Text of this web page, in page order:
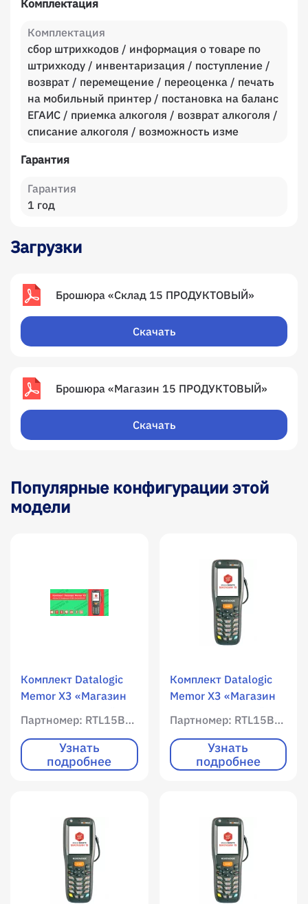
Комплектация
Комплектация
сбор штрихкодов / информация о товаре по
штрихкоду / инвентаризация / поступление /
возврат / перемещение / переоценка / печать
на мобильный принтер / постановка на баланс
ЕГАИС / приемка алкоголя / возврат алкоголя /
списание алкоголя / возможность изме
Гарантия
Гарантия
1 год
Загрузки
Брошюра «Склад 15 ПРОДУКТОВЫЙ»
Скачать
Брошюра «Магазин 15 ПРОДУКТОВЫЙ»
Скачать
Популярные конфигурации этой
модели
Комплект Datalogic
Memor X3 «Магазин
ЕГАИС» (без
CheckMark2) / WLAN /
256 RAM / 512 ROM /
клавиш / Имиджер
(фотосканер) / 1D /
Windows CE Pro / сбор
штрихкодов /
информация о товаре
Партномер: RTL15BE-OEM-X3
Узнать
подробнее
Комплект Datalogic
Memor X3 «Магазин
WLAN / 128 RAM /
512 ROM / Цветной
экран / Цифровая
Windows CE 6.0 Core /
Mobile SMARTS:
Магазин 15,
РАСШИРЕННЫЙ OEM
для встраивания в
Партномер: RTL15B-OEM-X3
Узнать
подробнее